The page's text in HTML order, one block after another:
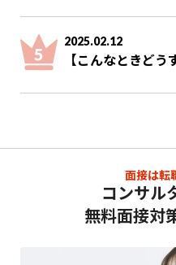
2025.02.12
【こんなときど
面接は転
コンサル
無料面接対